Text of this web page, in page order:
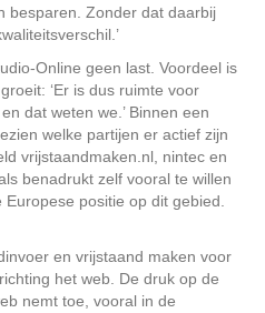
besparen. Zonder dat daarbij
Online geen last. Voordeel is
‘Er is dus ruimte voor
dat weten we.’ Binnen een
welke partijen er actief zijn
vrijstaandmaken.nl, nintec en
benadrukt zelf vooral te willen
positie op dit gebied.
en vrijstaand maken voor
het web. De druk op de
nemt toe, vooral in de